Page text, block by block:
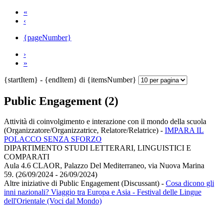
«
‹
{pageNumber}
›
»
{startItem} - {endItem} di {itemsNumber}
Public Engagement (2)
Attività di coinvolgimento e interazione con il mondo della scuola
(Organizzatore/Organizzatrice, Relatore/Relatrice) - IMPARA IL
POLACCO SENZA SFORZO
DIPARTIMENTO STUDI LETTERARI, LINGUISTICI E
COMPARATI
Aula 4.6 CLAOR, Palazzo Del Mediterraneo, via Nuova Marina
59. (26/09/2024 - 26/09/2024)
Altre iniziative di Public Engagement (Discussant) - Cosa dicono gli
inni nazionali? Viaggio tra Europa e Asia - Festival delle Lingue
dell'Orientale (Voci dal Mondo)